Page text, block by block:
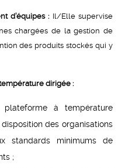
d’équipes : Il/Elle supervise
chargées de la gestion de
des produits stockés qui y
dirigée :
à température
des organisations
standards minimums de
;